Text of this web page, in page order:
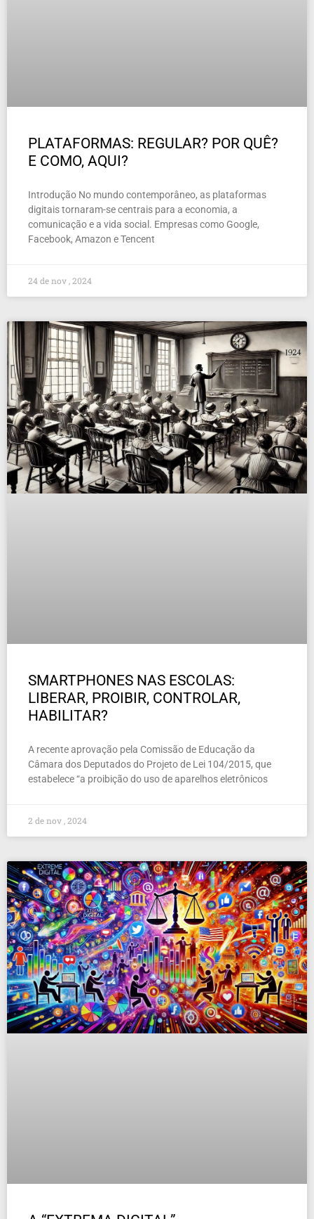
PLATAFORMAS: REGULAR? POR QUÊ?
E COMO, AQUI?
Introdução No mundo contemporâneo, as plataformas
digitais tornaram-se centrais para a economia, a
comunicação e a vida social. Empresas como Google,
Facebook, Amazon e Tencent
24 de nov , 2024
SMARTPHONES NAS ESCOLAS:
LIBERAR, PROIBIR, CONTROLAR,
HABILITAR?
A recente aprovação pela Comissão de Educação da
Câmara dos Deputados do Projeto de Lei 104/2015, que
estabelece “a proibição do uso de aparelhos eletrônicos
2 de nov , 2024